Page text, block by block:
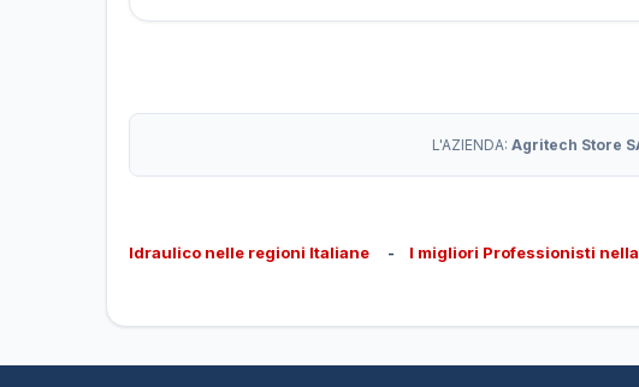
L'AZIENDA: Agritech Store
Idraulico nelle regioni Italiane - I migliori Professionisti